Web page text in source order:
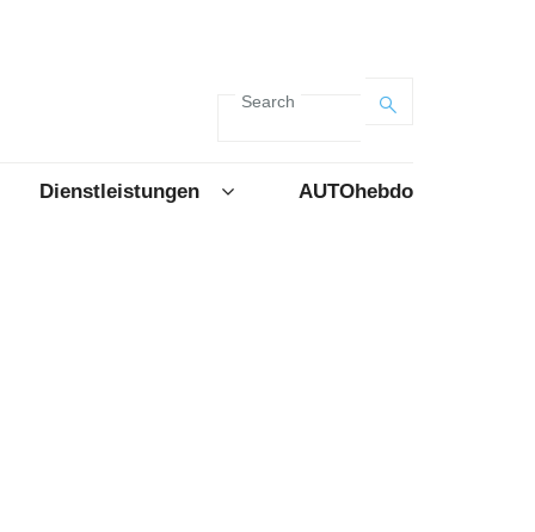
Search
Dienstleistungen AUTOhebdo